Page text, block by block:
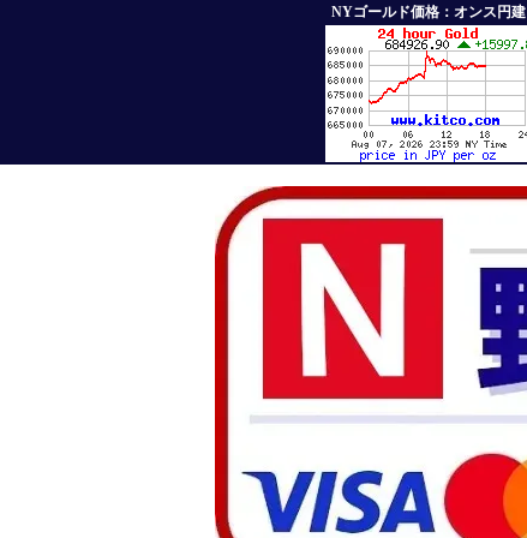
NYゴールド価格：オンス円建